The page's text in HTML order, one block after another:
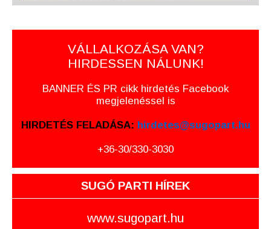
VÁLLALKOZÁSA VAN?
HIRDESSEN NÁLUNK!
BANNER ÉS PR cikk hirdetés Facebook
megjelenéssel is
HIRDETÉS FELADÁSA: hirdetes@sugopart.hu
+36-30/330-3030
SUGÓ PARTI HÍREK
www.sugopart.hu